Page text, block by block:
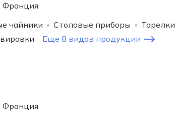
Франция
чайники Столовые приборы
Тарелки
Еще 8 видов продукции
Франция